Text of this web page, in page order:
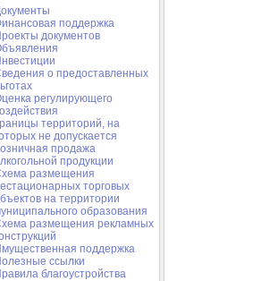
поддержка
документов
о предоставленных
регулирующего
территорий, на
не допускается
продажа
продукции
размещения
торговых
на территории
образования
размещения рекламных
поддержка
ссылки
благоустройства